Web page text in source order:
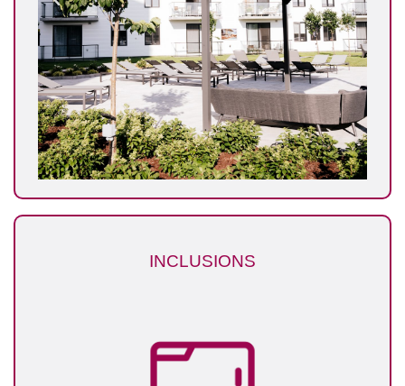
INCLUSIONS